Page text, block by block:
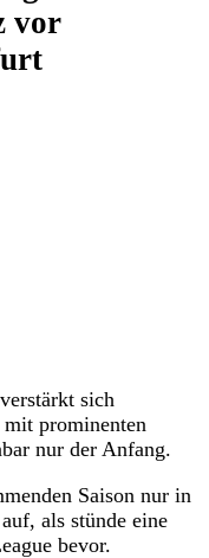
vor
sich
prominenten
nur der Anfang.
Saison nur in
als stünde eine
bevor.